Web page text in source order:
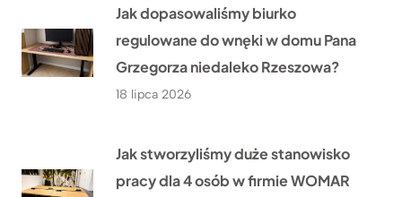
Jak dopasowaliśmy biurko
regulowane do wnęki w domu Pana
Grzegorza niedaleko Rzeszowa?
18 lipca 2026
Jak stworzyliśmy duże stanowisko
pracy dla 4 osób w firmie WOMAR